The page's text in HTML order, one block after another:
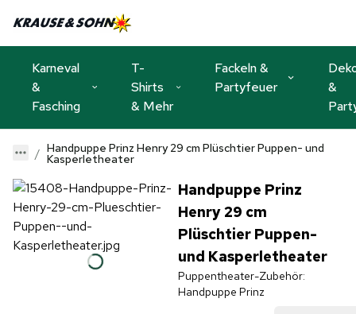
Karneval
&
Fasching
T-
Shirts
& Mehr
Fackeln &
Partyfeuer
&
Handpuppe Prinz Henry 29 cm Plüschtier Puppen- und
Kasperletheater
Handpuppe Prinz
Henry 29 cm
Plüschtier Puppen-
und Kasperletheater
Puppentheater-Zubehör:
Handpuppe Prinz